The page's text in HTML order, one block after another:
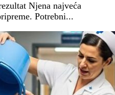
Njena najveća
Potrebni...